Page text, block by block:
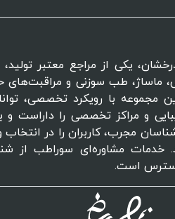
سابقه درخشان، یکی از مراجع معتبر
ماساژ، طب سوزنی و
مجموعه با رویکرد تخصصی،
و مراکز تخصصی را داراست و
مجرب، کاربران را در انتخاب
خدمات مشاوره‌ای سوراطب از